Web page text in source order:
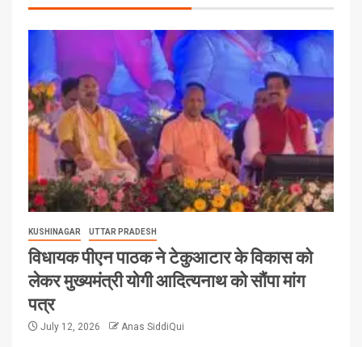
KUSHINAGAR UTTAR PRADESH
विधायक पीएन पाठक ने टेकुआटार के विकास को
लेकर मुख्यमंत्री योगी आदित्यनाथ को सौंपा मांग
पत्र
July 12, 2026 Anas SiddiQui